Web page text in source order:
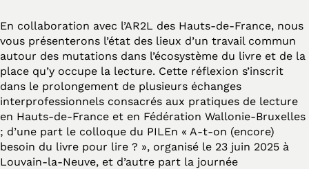
En collaboration avec l’AR2L des Hauts-de-France, nous
vous présenterons l’état des lieux d’un travail commun
autour des mutations dans l’écosystème du livre et de la
place qu’y occupe la lecture. Cette réflexion s’inscrit
dans le prolongement de plusieurs échanges
interprofessionnels consacrés aux pratiques de lecture
en Hauts-de-France et en Fédération Wallonie-Bruxelles
; d’une part le colloque du PILEn « A-t-on (encore)
besoin du livre pour lire ? », organisé le 23 juin 2025 à
Louvain-la-Neuve, et d’autre part la journée